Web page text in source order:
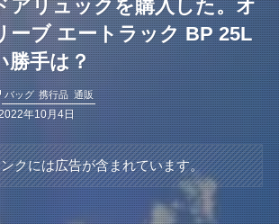
アリュックを購入した。オ
ーブ エートラック BP 25L
勝手は？
バッグ 携行品 通販
年10月4日
クには広告が含まれています。